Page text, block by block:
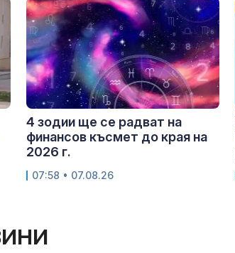
4 зодии ще се радват на
финансов късмет до края на
2026 г.
07:58 • 07.08.26